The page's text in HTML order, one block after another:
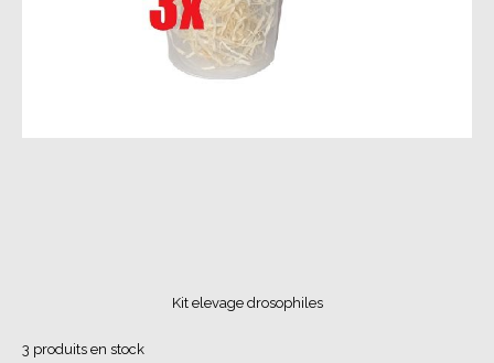
Kit elevage drosophiles
3 produits en stock